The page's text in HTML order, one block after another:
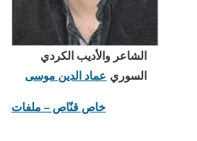
الشاعر والأديب الكردي
السوري عماد الدين موسى
خاص قنّاص – ملفات